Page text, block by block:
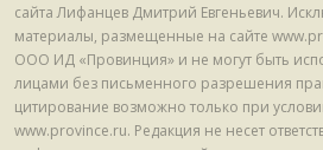
сайта Лифанцев Дмитрий Евгеньевич.
материалы, размещенные на сайте
ООО ИД «Провинция» и не могут быть
лицами без письменного разрешения
цитирование возможно только при
www.province.ru. Редакция не несет